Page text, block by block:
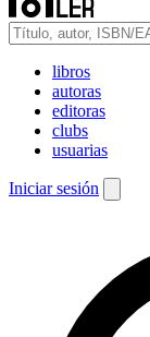
libros
autoras
editoras
clubs
usuarias
Iniciar sesión